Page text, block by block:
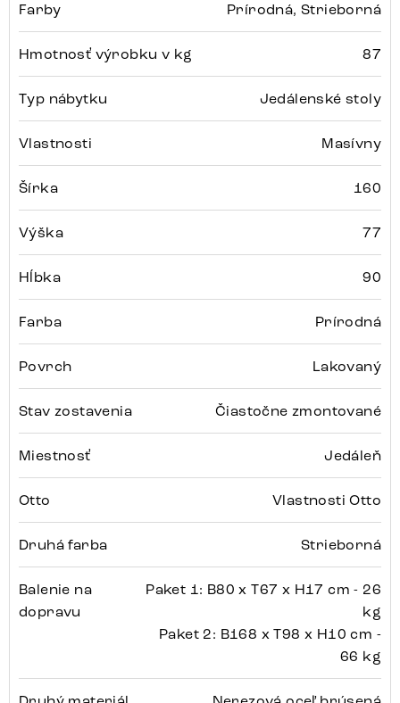
Farby Prírodná, Strieborná
Hmotnosť výrobku v kg 87
Typ nábytku Jedálenské stoly
Vlastnosti Masívny
Šírka 160
Výška 77
Hĺbka 90
Farba Prírodná
Povrch Lakovaný
Stav zostavenia Čiastočne zmontované
Miestnosť Jedáleň
Otto Vlastnosti Otto
Druhá farba Strieborná
Balenie na
dopravu
Paket 1: B80 x T67 x H17 cm - 26
kg
Paket 2: B168 x T98 x H10 cm -
66 kg